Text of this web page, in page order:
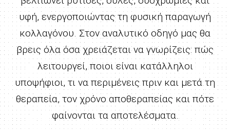
υφή, ενεργοποιώντας τη φυσική παραγωγή
κολλαγόνου. Στον αναλυτικό οδηγό μας θα
βρεις όλα όσα χρειάζεται να γνωρίζεις: πώς
λειτουργεί, ποιοι είναι κατάλληλοι
υποψήφιοι, τι να περιμένεις πριν και μετά τη
θεραπεία, τον χρόνο αποθεραπείας και πότε
φαίνονται τα αποτελέσματα.